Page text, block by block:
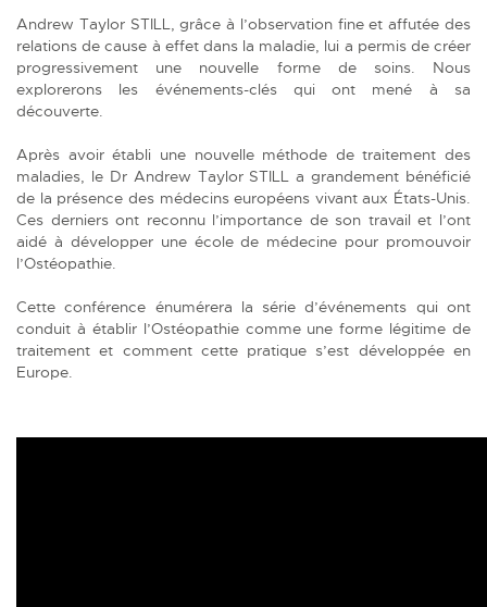
Andrew Taylor STILL, grâce à l’observation fine et affutée des
relations de cause à effet dans la maladie, lui a permis de créer
progressivement une nouvelle forme de soins. Nous
explorerons les événements-clés qui ont mené à sa
découverte.
Après avoir établi une nouvelle méthode de traitement des
maladies, le Dr Andrew Taylor STILL a grandement bénéficié
de la présence des médecins européens vivant aux États-Unis.
Ces derniers ont reconnu l’importance de son travail et l’ont
aidé à développer une école de médecine pour promouvoir
l’Ostéopathie.
Cette conférence énumérera la série d’événements qui ont
conduit à établir l’Ostéopathie comme une forme légitime de
traitement et comment cette pratique s’est développée en
Europe.